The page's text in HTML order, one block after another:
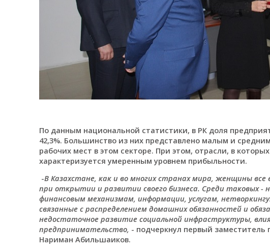
По данным национальной статистики, в РК доля
42,3%. Большинство из них представлено малым и
рабочих мест в этом секторе. При этом, отрасли, в
характеризуется умеренным уровнем прибыльности.
-В Казахстане, как и во многих странах мира, женщины
при открытии и развитии своего бизнеса. Среди таковых
финансовым механизмам, информации, услугам,
связанные с распределением домашних обязанностей и
недостаточное развитие социальной инфраструктуры,
предпринимательство, - подчеркнул первый
Нариман Абильшаиков.